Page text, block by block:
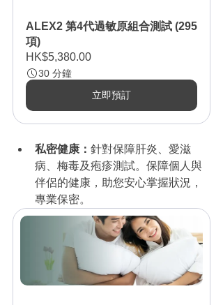
ALEX2 第4代過敏原組合測試 (295
項)
HK$5,380.00
30 分鐘
立即預訂
私密健康： 針對保障肝炎、愛滋
病、梅毒及疱疹測試。保障個人與
伴侶的健康，助您安心掌握狀況，
專業保密。